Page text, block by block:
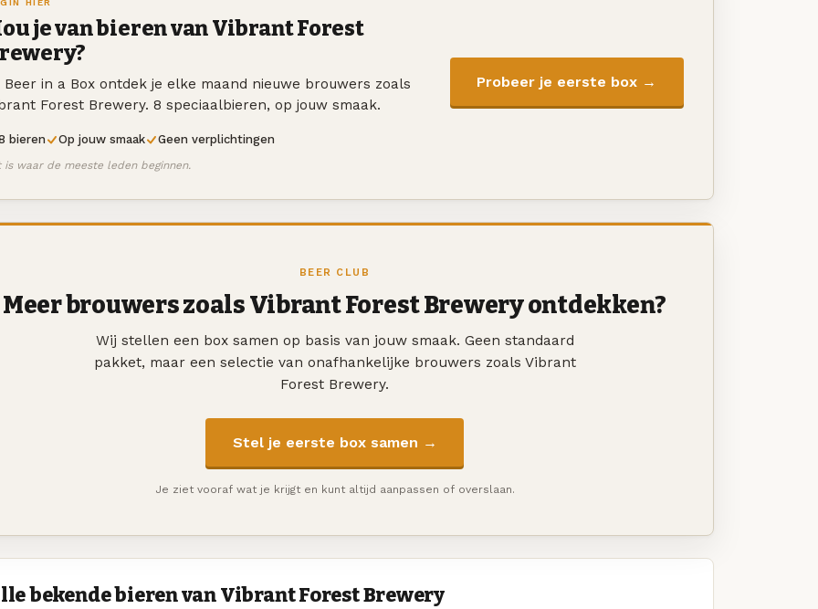
HIER
je van bieren van Vibrant Forest
Beer in a Box ontdek je elke maand nieuwe brouwers zoals
Forest Brewery. 8 speciaalbieren, op jouw smaak.
bieren Op jouw smaak Geen verplichtingen
is waar de meeste leden beginnen.
Probeer je eerste box →
BEER CLUB
Meer brouwers zoals Vibrant Forest Brewery ontdekken?
Wij stellen een box samen op basis van jouw smaak. Geen standaard
pakket, maar een selectie van onafhankelijke brouwers zoals Vibrant
Forest Brewery.
Stel je eerste box samen →
Je ziet vooraf wat je krijgt en kunt altijd aanpassen of overslaan.
bekende bieren van Vibrant Forest Brewery